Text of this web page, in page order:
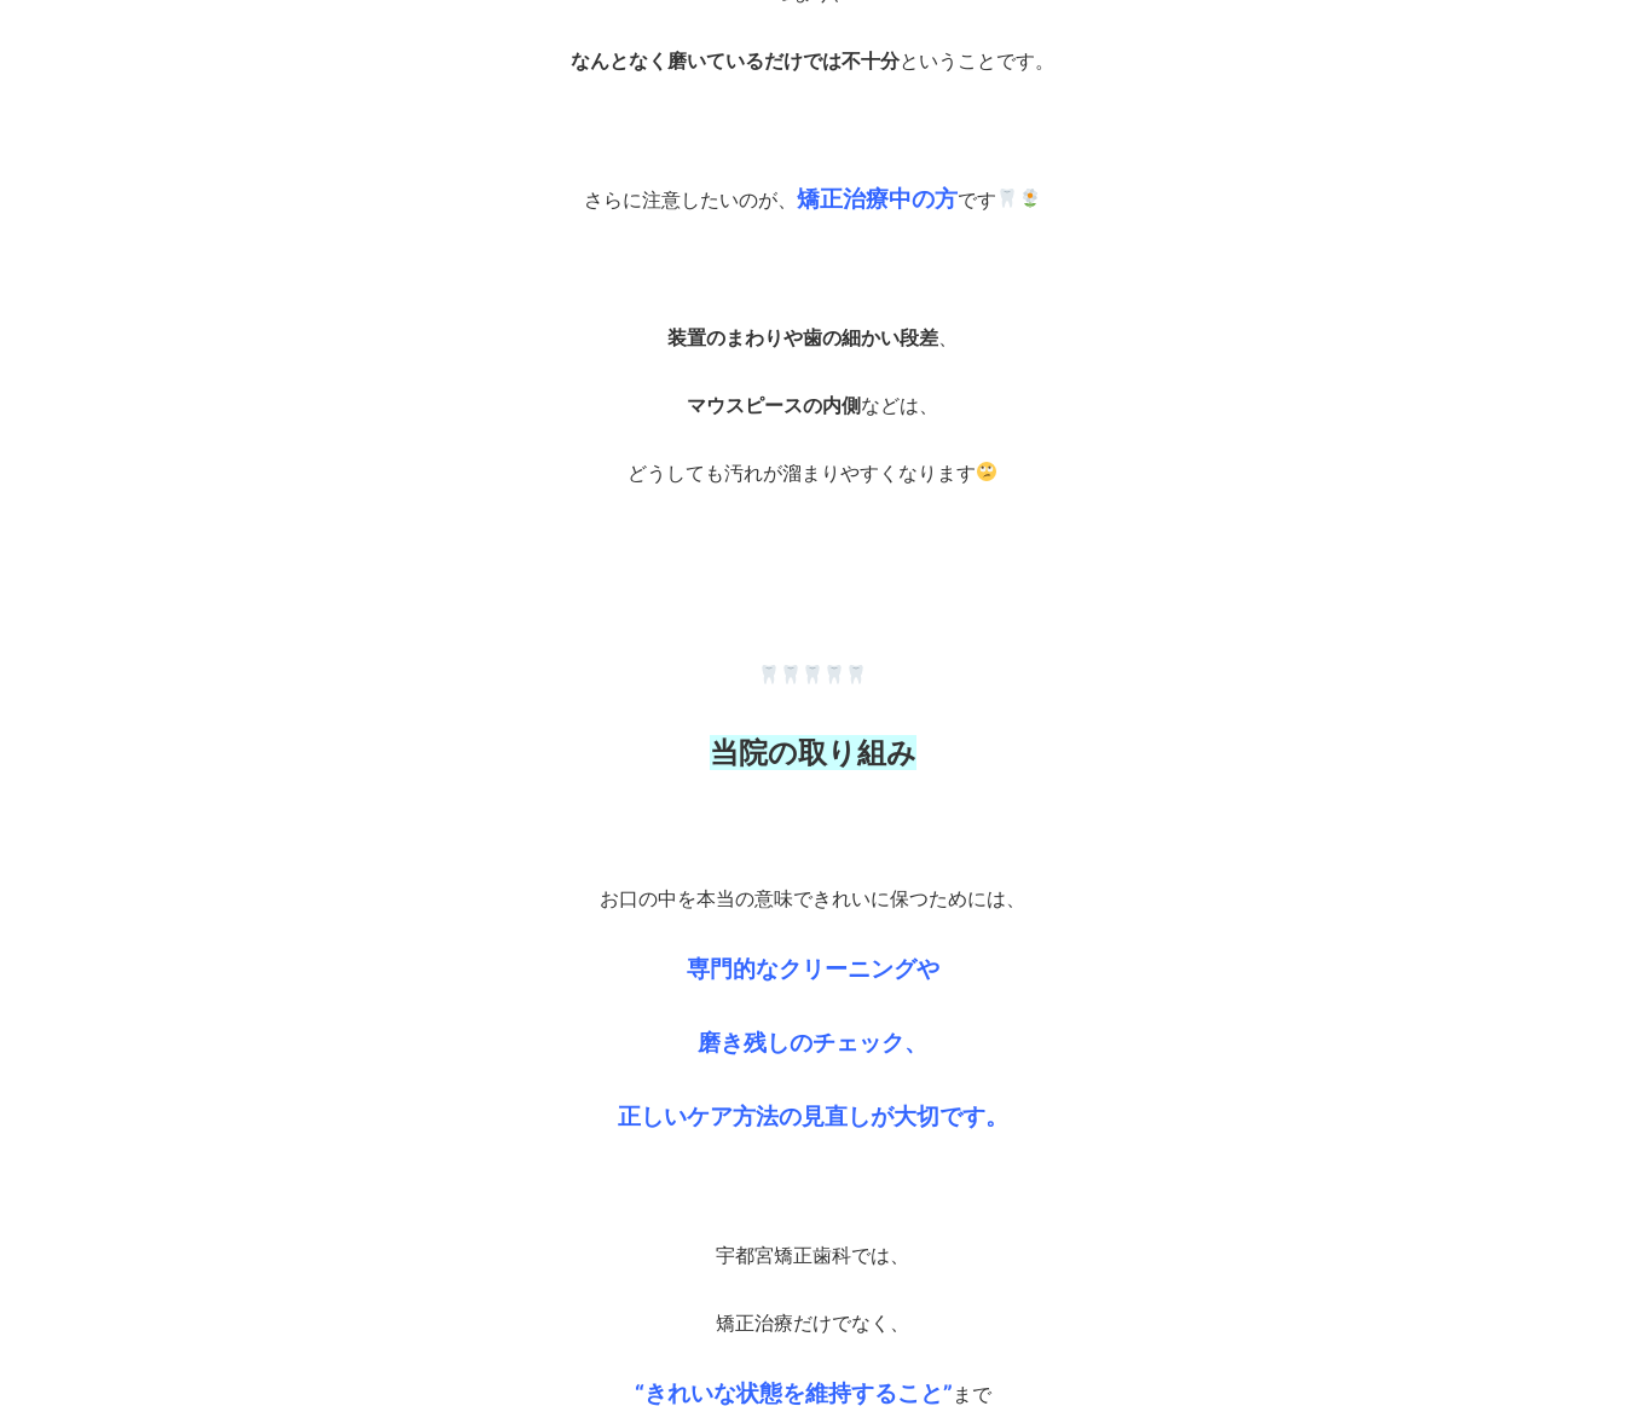
なんとなく磨いているだけでは不十分ということです。
さらに注意したいのが、矯正治療中の方です
装置のまわりや歯の細かい段差
マウスピースの内側などは、
どうしても汚れが溜まりやすくなります
当院の取り組み
お口の中を本当の意味できれいに保つためには、
専門的なクリーニングや
磨き残しのチェック、
正しいケア方法の見直しが大切です。
宇都宮矯正歯科では、
矯正治療だけでなく、
“きれいな状態を維持すること” まで